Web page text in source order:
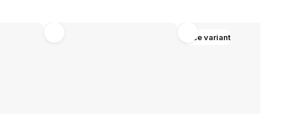
Více variant